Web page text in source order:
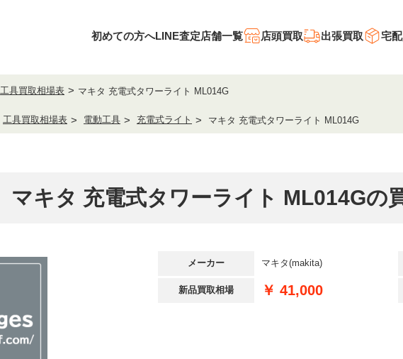
初めての方へLINE査定店舗一覧 店頭買取 出張買取 宅
工具買取相場表 マキタ 充電式タワーライト ML014G
工具買取相場表 電動工具 充電式ライト マキタ 充電式タワーライト ML014G
マキタ 充電式タワーライト ML014Gの
メーカー マキタ(makita)
新品買取相場 ￥ 41,000